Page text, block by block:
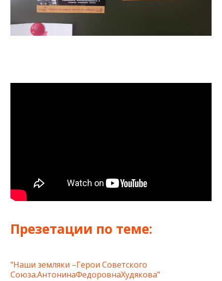
Презетации по теме:
"Наши земляки –Герои Советского
Союза.АнтонинаФедоровнаХудякова"